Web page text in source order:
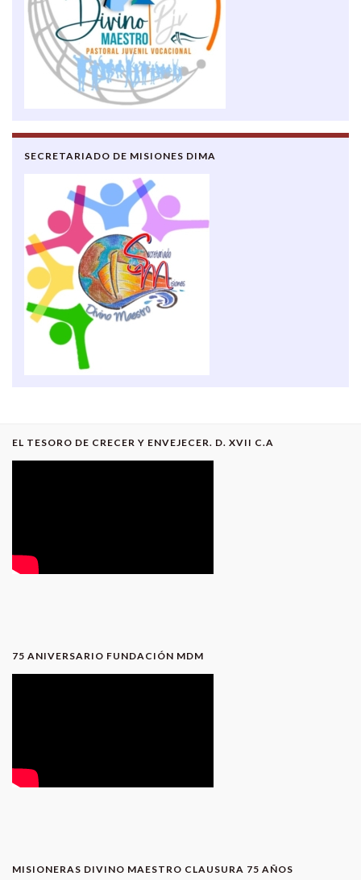
SECRETARIADO DE MISIONES DIMA
EL TESORO DE CRECER Y ENVEJECER. D. XVII C.A
75 ANIVERSARIO FUNDACIÓN MDM
MISIONERAS DIVINO MAESTRO CLAUSURA 75 AÑOS